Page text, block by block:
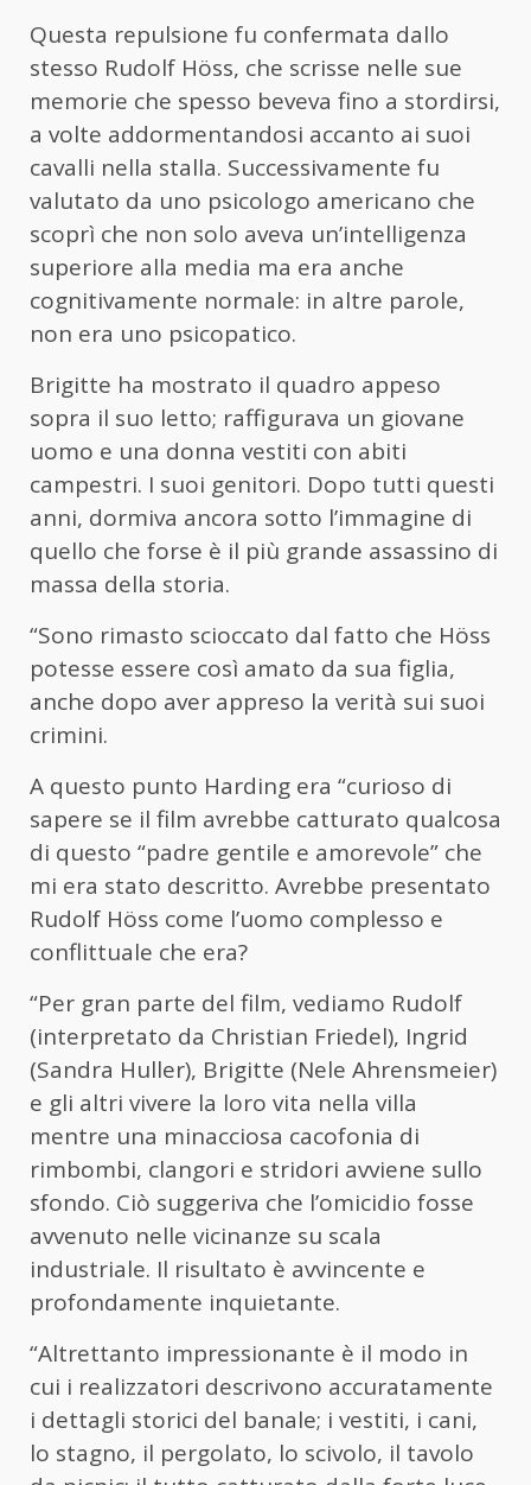
Questa repulsione fu confermata dallo
stesso Rudolf Höss, che scrisse nelle sue
memorie che spesso beveva fino a stordirsi,
a volte addormentandosi accanto ai suoi
cavalli nella stalla. Successivamente fu
valutato da uno psicologo americano che
scoprì che non solo aveva un’intelligenza
superiore alla media ma era anche
cognitivamente normale: in altre parole,
non era uno psicopatico.
Brigitte ha mostrato il quadro appeso
sopra il suo letto; raffigurava un giovane
uomo e una donna vestiti con abiti
campestri. I suoi genitori. Dopo tutti questi
anni, dormiva ancora sotto l’immagine di
quello che forse è il più grande assassino di
massa della storia.
“Sono rimasto scioccato dal fatto che Höss
potesse essere così amato da sua figlia,
anche dopo aver appreso la verità sui suoi
crimini.
A questo punto Harding era “curioso di
sapere se il film avrebbe catturato qualcosa
di questo “padre gentile e amorevole” che
mi era stato descritto. Avrebbe presentato
Rudolf Höss come l’uomo complesso e
conflittuale che era?
“Per gran parte del film, vediamo Rudolf
(interpretato da Christian Friedel), Ingrid
(Sandra Huller), Brigitte (Nele Ahrensmeier)
e gli altri vivere la loro vita nella villa
mentre una minacciosa cacofonia di
rimbombi, clangori e stridori avviene sullo
sfondo. Ciò suggeriva che l’omicidio fosse
avvenuto nelle vicinanze su scala
industriale. Il risultato è avvincente e
profondamente inquietante.
“Altrettanto impressionante è il modo in
cui i realizzatori descrivono accuratamente
i dettagli storici del banale; i vestiti, i cani,
lo stagno, il pergolato, lo scivolo, il tavolo